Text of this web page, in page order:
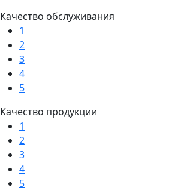
Качество обслуживания
1
2
3
4
5
Качество продукции
1
2
3
4
5